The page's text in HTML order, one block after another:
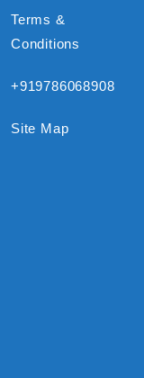
Terms &
Conditions
+919786068908
Site Map